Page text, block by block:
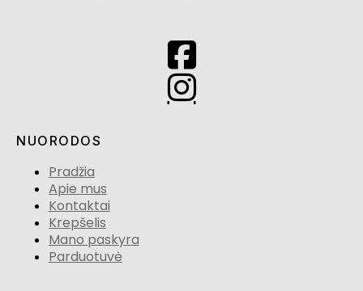
NUORODOS
Pradžia
Apie mus
Kontaktai
Krepšelis
Mano paskyra
Parduotuvė